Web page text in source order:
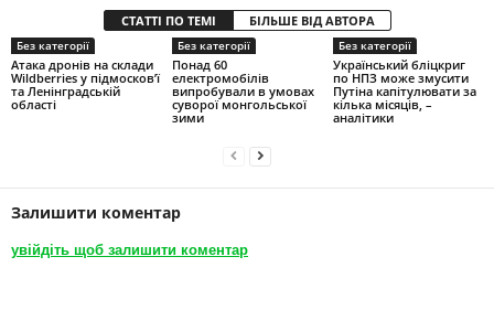
СТАТТІ ПО ТЕМІ БІЛЬШЕ ВІД АВТОРА
Без категорії
Атака дронів на склади
Wildberries у підмосков’ї
та Ленінградській
області
Без категорії
Понад 60
електромобілів
випробували в умовах
суворої монгольської
зими
Без категорії
Український бліцкриг
по НПЗ може змусити
Путіна капітулювати за
кілька місяців, –
аналітики
Залишити коментар
увійдіть щоб залишити коментар